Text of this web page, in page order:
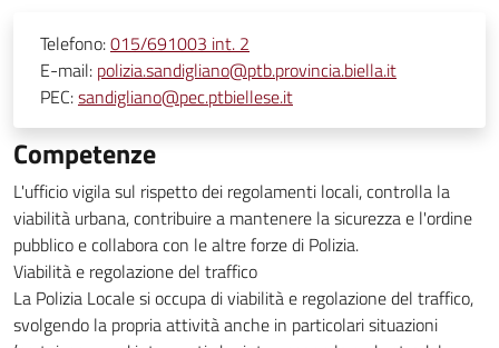
Telefono:015/691003 int. 2
E-mail: polizia.sandigliano@ptb.provincia.biella.it
PEC:sandigliano@pec.ptbiellese.it
Competenze
L'ufficio vigila sul rispetto dei regolamenti locali, controlla la
viabilità urbana, contribuire a mantenere la sicurezza e l'ordine
pubblico e collabora con le altre forze di Polizia.
Viabilità e regolazione del traffico
La Polizia Locale si occupa di viabilità e regolazione del traffico,
svolgendo la propria attività anche in particolari situazioni